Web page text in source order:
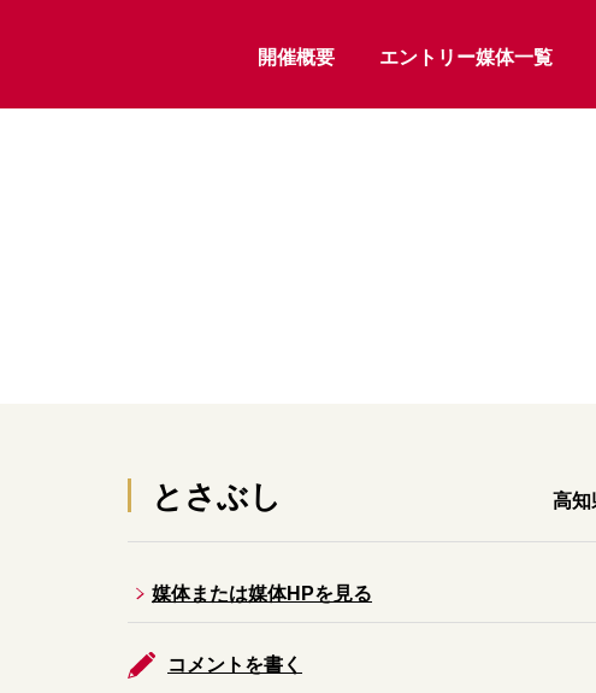
開催概要 エントリー媒体一覧
とさぶし 高知
媒体または媒体HPを見る
コメントを書く